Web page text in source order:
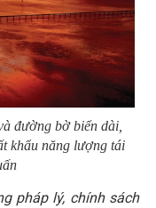
đường bờ biển dài,
khẩu năng lượng tái
pháp lý, chính sách